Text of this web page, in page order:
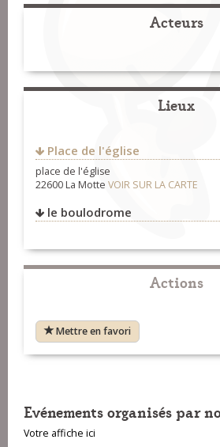
Acteurs
Lieux
Place de l'église
place de l'église
22600 La Motte VOIR SUR LA CARTE
le boulodrome
VOIR SUR LA CARTE
Actions
Mettre en favori
Evénements organisés par
Votre affiche ici